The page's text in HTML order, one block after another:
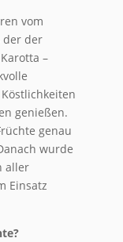
vom
der der
–
genießen.
genau
wurde
aller
Einsatz